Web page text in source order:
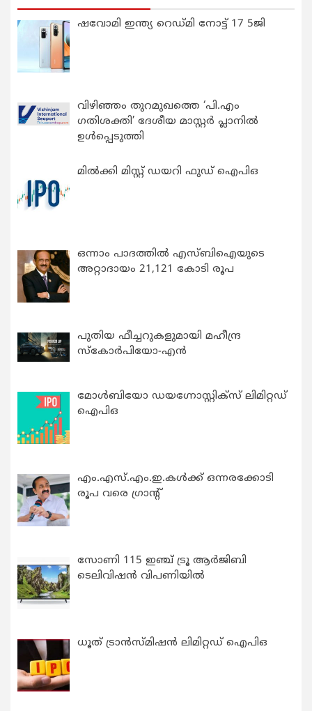
ഷവോമി ഇന്ത്യ റെഡ്മി നോട്ട് 17 5ജി
വിഴിഞ്ഞം തുറമുഖത്തെ ‘പി.എം
ഗതിശക്തി’ ദേശീയ മാസ്റ്റർ പ്ലാനിൽ
ഉൾപ്പെടുത്തി
മിൽക്കി മിസ്റ്റ് ഡയറി ഫുഡ് ഐപിഒ
ഒന്നാം പാദത്തിൽ എസ്ബിഐയുടെ
അറ്റാദായം 21,121 കോടി രൂപ
പുതിയ ഫീച്ചറുകളുമായി മഹീന്ദ്ര
സ്കോർപിയോ-എൻ
മോൾബിയോ ഡയഗ്നോസ്റ്റിക്സ് ലിമിറ്റഡ്
ഐപിഒ
എം.എസ്.എം.ഇ.കൾക്ക് ഒന്നരക്കോടി
രൂപ വരെ ഗ്രാന്റ്
സോണി 115 ഇഞ്ച് ട്രൂ ആർജിബി
ടെലിവിഷൻ വിപണിയിൽ
ധൂത് ട്രാൻസ്മിഷൻ ലിമിറ്റഡ് ഐപിഒ